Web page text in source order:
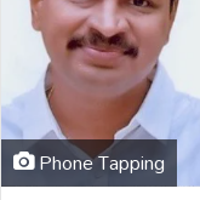
Phone Tapping